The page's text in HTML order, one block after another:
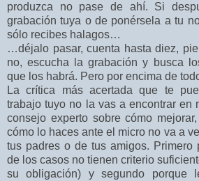
produzca no pase de ahí. Si
grabación tuya o de ponérsela a tu
sólo recibes halagos…
…déjalo pasar, cuenta hasta diez,
no, escucha la grabación y busca
que los habrá. Pero por encima de
La crítica más acertada que te
trabajo tuyo no la vas a encontrar en
consejo experto sobre cómo
cómo lo haces ante el micro no va a
tus padres o de tus amigos. Primero
de los casos no tienen criterio
su obligación) y segundo porque